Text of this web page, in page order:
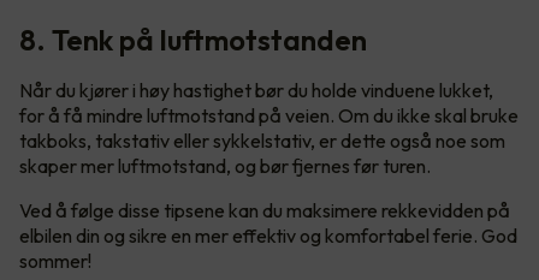
8. Tenk på luftmotstanden
Når du kjører i høy hastighet bør du holde vinduene lukket,
for å få mindre luftmotstand på veien. Om du ikke skal bruke
takboks, takstativ eller sykkelstativ, er dette også noe som
skaper mer luftmotstand, og bør fjernes før turen.
Ved å følge disse tipsene kan du maksimere rekkevidden på
elbilen din og sikre en mer effektiv og komfortabel ferie. God
sommer!